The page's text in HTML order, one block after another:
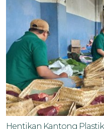
Hentikan Kantong